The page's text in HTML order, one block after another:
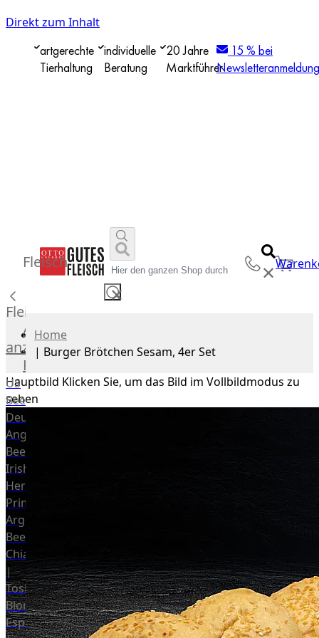
Direkt zum Inhalt
artgerechte
Tierhaltung
individuelle
Beratung
20 Jahre
Marktführer
15 % bei
Newsletteranmeldung
✕
✕
Fleisch
Fleisch
Alle
anzeigen
Rind
US
Beef
Deutsches
Angus
Beef
Irish
Hereford
Prime
Argentina
Beef
Chianina
|
Toskana
Blonda
Espanola
Home
| Burger Brötchen Sesam, 4er Set
Hauptbild Klicken Sie, um das Bild im Vollbildmodus zu
sehen